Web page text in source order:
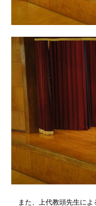
また、上代教頭先生によ